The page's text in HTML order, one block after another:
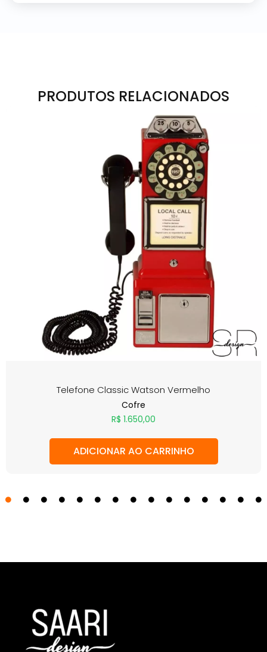
PRODUTOS RELACIONADOS
Telefone Classic Watson Vermelho
Cofre
R$ 1.650,00
ADICIONAR AO CARRINHO